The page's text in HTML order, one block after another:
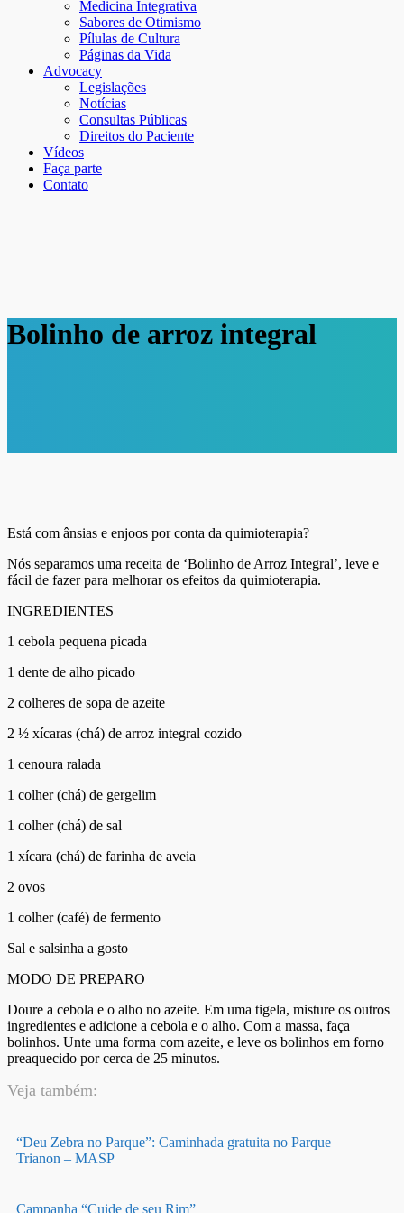
Medicina Integrativa
Sabores de Otimismo
Pílulas de Cultura
Páginas da Vida
Advocacy
Legislações
Notícias
Consultas Públicas
Direitos do Paciente
Vídeos
Faça parte
Contato
Bolinho de arroz integral
Está com ânsias e enjoos por conta da quimioterapia?
Nós separamos uma receita de ‘Bolinho de Arroz Integral’, leve e
fácil de fazer para melhorar os efeitos da quimioterapia.
INGREDIENTES
1 cebola pequena picada
1 dente de alho picado
2 colheres de sopa de azeite
2 ½ xícaras (chá) de arroz integral cozido
1 cenoura ralada
1 colher (chá) de gergelim
1 colher (chá) de sal
1 xícara (chá) de farinha de aveia
2 ovos
1 colher (café) de fermento
Sal e salsinha a gosto
MODO DE PREPARO
Doure a cebola e o alho no azeite. Em uma tigela, misture os outros
ingredientes e adicione a cebola e o alho. Com a massa, faça
bolinhos. Unte uma forma com azeite, e leve os bolinhos em forno
preaquecido por cerca de 25 minutos.
Veja também:
“Deu Zebra no Parque”: Caminhada gratuita no Parque
Trianon – MASP
Campanha “Cuide de seu Rim”